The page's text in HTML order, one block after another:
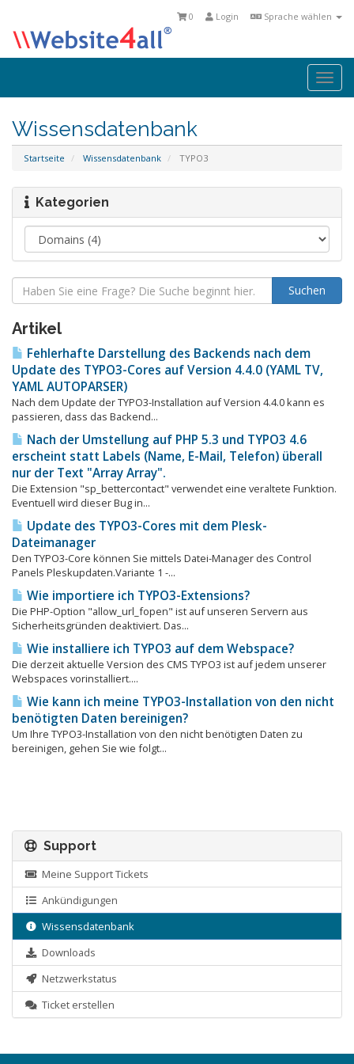
Sprache wählen
Login
0
Wissensdatenbank
Startseite Wissensdatenbank TYPO3
Kategorien
Artikel
Fehlerhafte Darstellung des Backends nach dem
Update des TYPO3-Cores auf Version 4.4.0 (YAML TV,
YAML AUTOPARSER)
Nach dem Update der TYPO3-Installation auf Version 4.4.0 kann es
passieren, dass das Backend...
Nach der Umstellung auf PHP 5.3 und TYPO3 4.6
erscheint statt Labels (Name, E-Mail, Telefon) überall
nur der Text "Array Array".
Die Extension "sp_bettercontact" verwendet eine veraltete Funktion.
Eventuell wird dieser Bug in...
Update des TYPO3-Cores mit dem Plesk-
Dateimanager
Den TYPO3-Core können Sie mittels Datei-Manager des Control
Panels Pleskupdaten.Variante 1 -...
Wie importiere ich TYPO3-Extensions?
Die PHP-Option "allow_url_fopen" ist auf unseren Servern aus
Sicherheitsgründen deaktiviert. Das...
Wie installiere ich TYPO3 auf dem Webspace?
Die derzeit aktuelle Version des CMS TYPO3 ist auf jedem unserer
Webspaces vorinstalliert....
Wie kann ich meine TYPO3-Installation von den nicht
benötigten Daten bereinigen?
Um Ihre TYPO3-Installation von den nicht benötigten Daten zu
bereinigen, gehen Sie wie folgt...
Support
Meine Support Tickets
Ankündigungen
Wissensdatenbank
Downloads
Netzwerkstatus
Ticket erstellen